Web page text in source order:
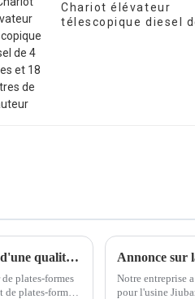
Chariot élévateur
télescopique diesel
Plateformes élévatrices sur mesure livrées en Azerbaïdjan, d'une qualité supérieure
plates-formes
plates-formes
Annonce sur
Notre entreprise
pour l'usine